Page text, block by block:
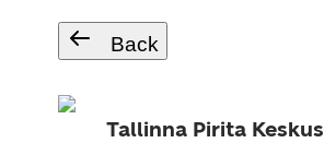
Back
Tallinna Pirita Keskus